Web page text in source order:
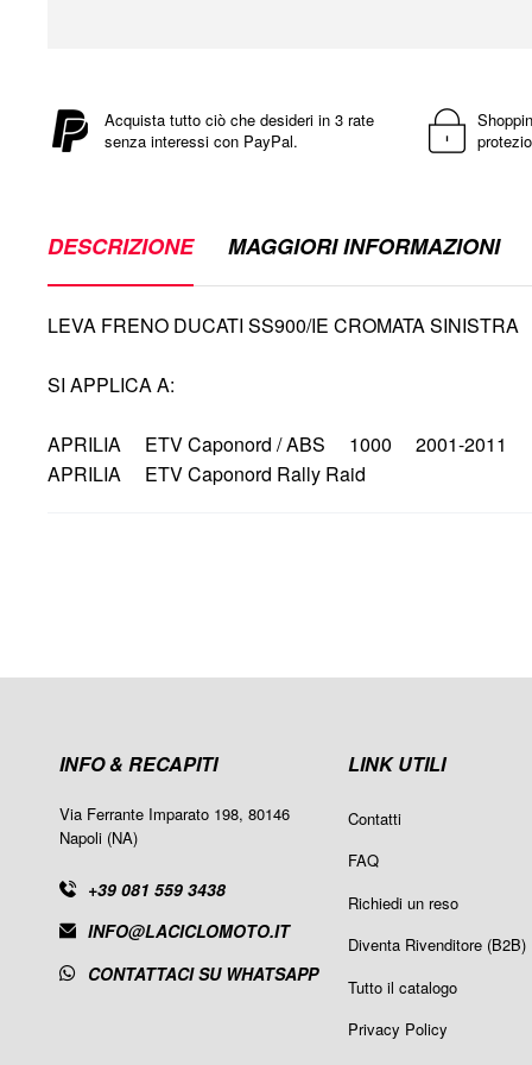
della
galleria
Acquista tutto ciò che desideri in 3 rate
senza interessi con PayPal.
DESCRIZIONE
LEVA FRENO DUCATI SS900/IE CROMATA SINISTRA
SI APPLICA A:
APRILIA ETV Caponord / ABS 1000 2001-2011
APRILIA ETV Caponord Rally Raid
MAGGIORI INFORMAZIONI
INFO & RECAPITI
Via Ferrante Imparato 198, 80146
Napoli (NA)
+39 081 559 3438
INFO@LACICLOMOTO.IT
CONTATTACI SU WHATSAPP
LINK UTILI
Contatti
FAQ
Richiedi un reso
Diventa Rivenditore (B2B)
Tutto il catalogo
Privacy Policy